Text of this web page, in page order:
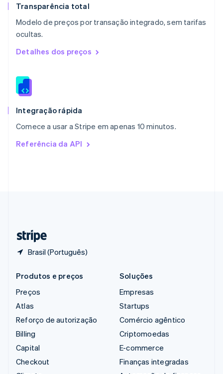
Transparência total
Modelo de preços por transação integrado, sem tarifas
ocultas.
Detalhes dos preços
Integração rápida
Comece a usar a Stripe em apenas 10 minutos.
Referência da API
Brasil (Português)
English
NederlandsEnglish
Polônia
English
RAE de Hong Kong, China
Reino Unido
English
English
English
Produtos e preços
Preços
Atlas
Reforço de autorização
Billing
Capital
Checkout
Soluções
Empresas
Startups
Comércio agêntico
Criptomoedas
E-commerce
Finanças integradas